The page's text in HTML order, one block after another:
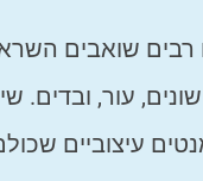
רבים שואבים
שונים, עור, ובדים.
עיצוביים